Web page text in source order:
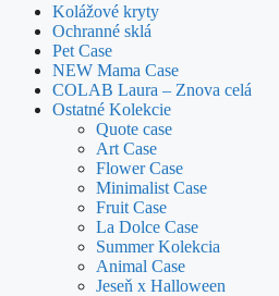
Kolážové kryty
Ochranné sklá
Pet Case
NEW Mama Case
COLAB Laura – Znova celá
Ostatné Kolekcie
Quote case
Art Case
Flower Case
Minimalist Case
Fruit Case
La Dolce Case
Summer Kolekcia
Animal Case
Jeseň x Halloween